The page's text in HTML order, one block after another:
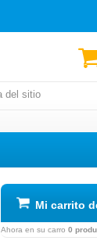
Mi carrito
Ahora en su carro 0